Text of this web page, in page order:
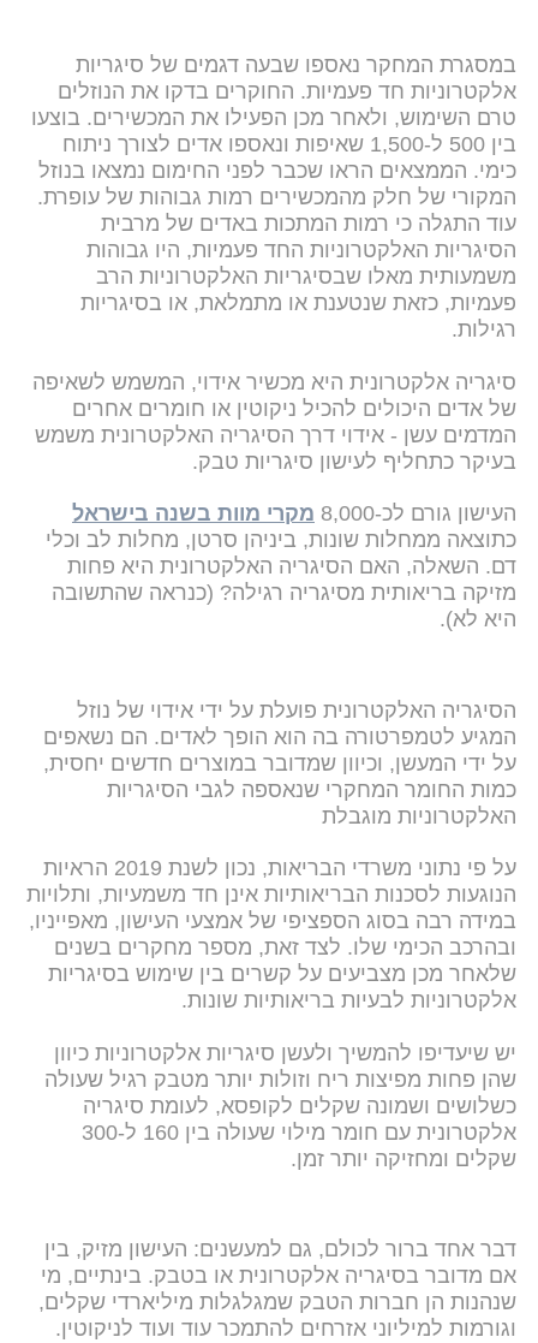
במסגרת המחקר נאספו שבעה דגמים של סיגריות
אלקטרוניות חד פעמיות. החוקרים בדקו את הנוזלים
טרם השימוש, ולאחר מכן הפעילו את המכשירים. בוצעו
בין 500 ל-1,500 שאיפות ונאספו אדים לצורך ניתוח
כימי. הממצאים הראו שכבר לפני החימום נמצאו בנוזל
המקורי של חלק מהמכשירים רמות גבוהות של עופרת.
עוד התגלה כי רמות המתכות באדים של מרבית
הסיגריות האלקטרוניות החד פעמיות, היו גבוהות
משמעותית מאלו שבסיגריות האלקטרוניות הרב
פעמיות, כזאת שנטענת או מתמלאת, או בסיגריות
רגילות.
סיגריה אלקטרונית היא מכשיר אידוי, המשמש לשאיפה
של אדים היכולים להכיל ניקוטין או חומרים אחרים
המדמים עשן - אידוי דרך הסיגריה האלקטרונית משמש
בעיקר כתחליף לעישון סיגריות טבק.
העישון גורם לכ-8,000
מקרי מוות בשנה בישראל
כתוצאה ממחלות שונות, ביניהן סרטן, מחלות לב וכלי
דם. השאלה, האם הסיגריה האלקטרונית היא פחות
מזיקה בריאותית מסיגריה רגילה? (כנראה שהתשובה
היא לא).
הסיגריה האלקטרונית פועלת על ידי אידוי של נוזל
המגיע לטמפרטורה בה הוא הופך לאדים. הם נשאפים
על ידי המעשן, וכיוון שמדובר במוצרים חדשים יחסית,
כמות החומר המחקרי שנאספה לגבי הסיגריות
האלקטרוניות מוגבלת
על פי נתוני משרדי הבריאות, נכון לשנת 2019 הראיות
הנוגעות לסכנות הבריאותיות אינן חד משמעיות, ותלויות
במידה רבה בסוג הספציפי של אמצעי העישון, מאפייניו,
ובהרכב הכימי שלו. לצד זאת, מספר מחקרים בשנים
שלאחר מכן מצביעים על קשרים בין שימוש בסיגריות
אלקטרוניות לבעיות בריאותיות שונות.
יש שיעדיפו להמשיך ולעשן סיגריות אלקטרוניות כיוון
שהן פחות מפיצות ריח וזולות יותר מטבק רגיל שעולה
כשלושים ושמונה שקלים לקופסא, לעומת סיגריה
אלקטרונית עם חומר מילוי שעולה בין 160 ל-300
שקלים ומחזיקה יותר זמן.
דבר אחד ברור לכולם, גם למעשנים: העישון מזיק, בין
אם מדובר בסיגריה אלקטרונית או בטבק. בינתיים, מי
שנהנות הן חברות הטבק שמגלגלות מיליארדי שקלים,
וגורמות למיליוני אזרחים להתמכר עוד ועוד לניקוטין.